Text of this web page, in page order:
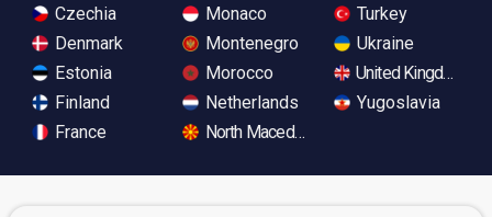
Czechia
Denmark
Estonia
Finland
France
Monaco
Montenegro
Morocco
Netherlands
North Macedonia
Turkey
Ukraine
United Kingdom
Yugoslavia